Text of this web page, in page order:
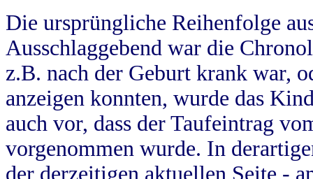
Die ursprüngliche Reihenfolge
Ausschlaggebend war die
z.B. nach der Geburt krank war,
anzeigen konnten, wurde das
auch vor, dass der Taufeintrag
vorgenommen wurde. In
der derzeitigen aktuellen Seite -